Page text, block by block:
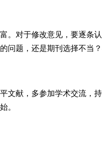
。对于修改意见，要逐条
题，还是期刊选择不当
献，多参加学术交流，
。